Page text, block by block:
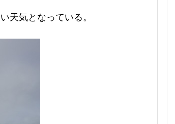
天気となっている。